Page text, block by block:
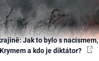
Jak to bylo s nacismem,
a kdo je diktátor?